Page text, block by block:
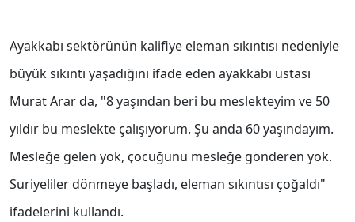
Ayakkabı sektörünün kalifiye eleman sıkıntısı nedeniyle
büyük sıkıntı yaşadığını ifade eden ayakkabı ustası
Murat Arar da, "8 yaşından beri bu meslekteyim ve 50
yıldır bu meslekte çalışıyorum. Şu anda 60 yaşındayım.
Mesleğe gelen yok, çocuğunu mesleğe gönderen yok.
Suriyeliler dönmeye başladı, eleman sıkıntısı çoğaldı"
ifadelerini kullandı.